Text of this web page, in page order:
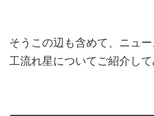
そうこの辺も含めて、ニュ
工流れ星についてご紹介して